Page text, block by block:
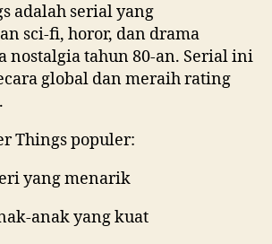
adalah serial yang
sci-fi, horor, dan drama
nostalgia tahun 80-an. Serial ini
global dan meraih rating
Things populer:
yang menarik
anak yang kuat